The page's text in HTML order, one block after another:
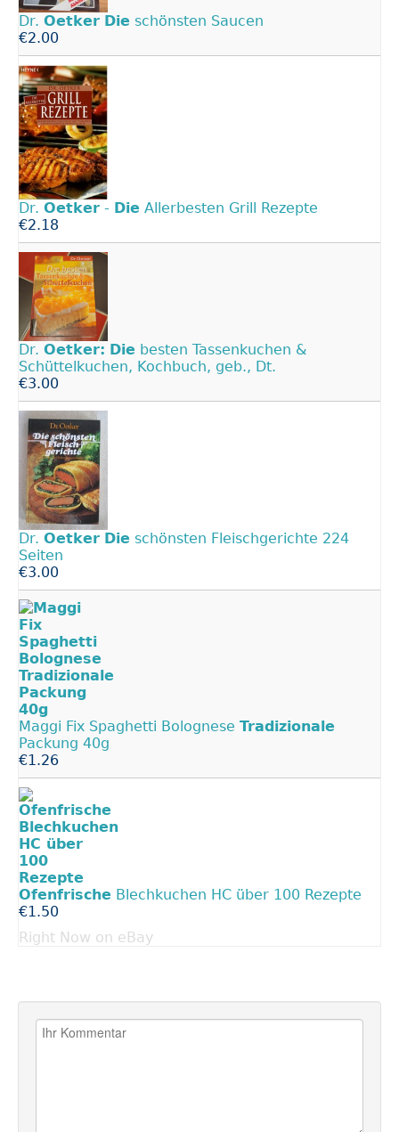
Dr. Oetker Die schönsten Saucen
€2.00
Dr. Oetker - Die Allerbesten Grill Rezepte
€2.18
Dr. Oetker: Die besten Tassenkuchen &
Schüttelkuchen, Kochbuch, geb., Dt.
€3.00
Dr. Oetker Die schönsten Fleischgerichte 224
Seiten
€3.00
Maggi Fix Spaghetti Bolognese Tradizionale
Packung 40g
€1.26
Ofenfrische Blechkuchen HC über 100 Rezepte
€1.50
Right Now on eBay